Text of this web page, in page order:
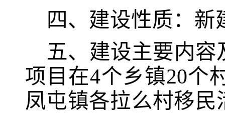
四、建设性质： 新
五、建设主要内容
项目在4个乡镇20个
凤屯镇各拉么村移民